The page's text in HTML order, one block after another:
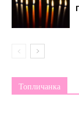
Топличанка